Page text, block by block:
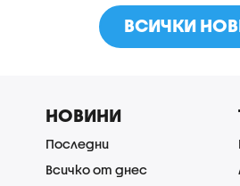
ВСИЧКИ
НОВИНИ
Последни
Всичко от днес